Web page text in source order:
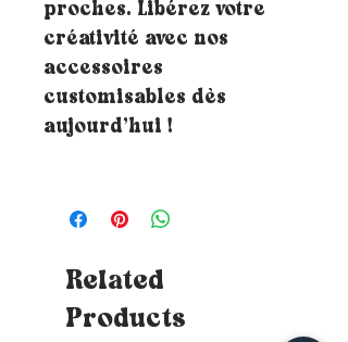
proches. Libérez votre
créativité avec nos
accessoires
customisables dès
aujourd’hui !
Related
Products